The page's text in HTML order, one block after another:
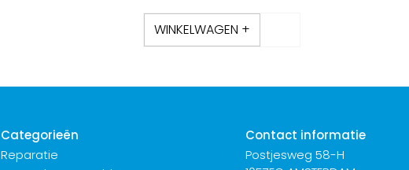
WINKELWAGEN +
Categorieën
Reparatie
Contact informatie
Postjesweg 58-H